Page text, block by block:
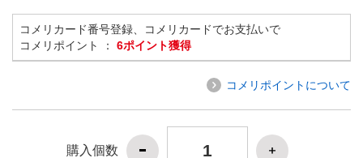
コメリカード番号登録、コメリカードでお支払いで
コメリポイント ： 6ポイント獲得
コメリポイントについて
購入個数